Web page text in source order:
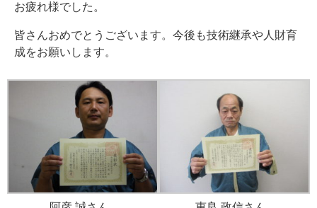
お疲れ様でした。
皆さんおめでとうございます。今後も技術継承や人財育
成をお願いします。